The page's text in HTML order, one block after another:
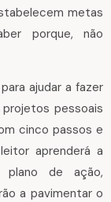
metas
porque, não
ajudar a fazer
pessoais
cinco passos e
aprenderá a
de ação,
a pavimentar o